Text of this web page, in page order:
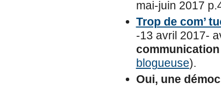
mai-juin 2017
Trop de com’
-13 avril 2017-
blogueuse).
Oui, une